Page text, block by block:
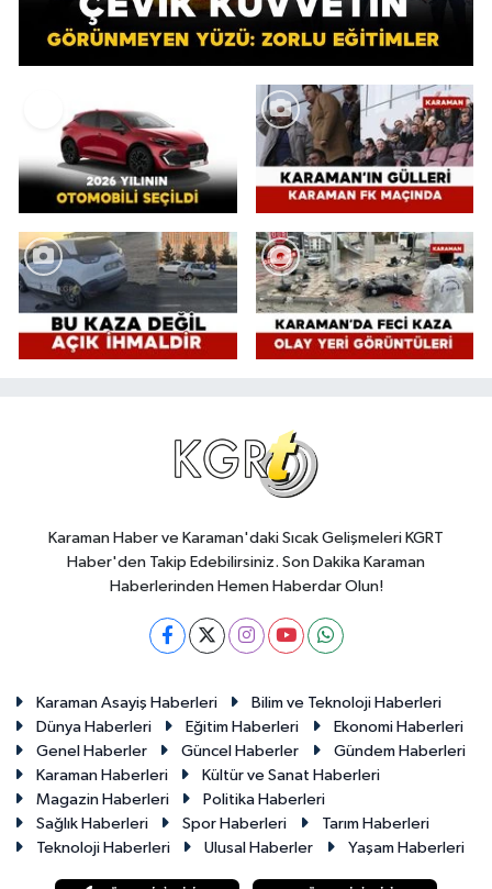
Karaman Haber ve Karaman'daki Sıcak Gelişmeleri KGRT
Haber'den Takip Edebilirsiniz. Son Dakika Karaman
Haberlerinden Hemen Haberdar Olun!
Karaman Asayiş Haberleri
Bilim ve Teknoloji Haberleri
Dünya Haberleri
Eğitim Haberleri
Ekonomi Haberleri
Genel Haberler
Güncel Haberler
Gündem Haberleri
Karaman Haberleri
Kültür ve Sanat Haberleri
Magazin Haberleri
Politika Haberleri
Sağlık Haberleri
Spor Haberleri
Tarım Haberleri
Teknoloji Haberleri
Ulusal Haberler Yaşam Haberleri